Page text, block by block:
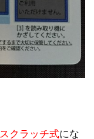
スクラッチ式にな